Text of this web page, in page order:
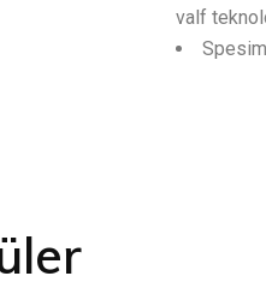
valf
ler